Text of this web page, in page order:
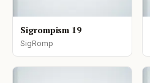
Sigrompism 19
SigRomp